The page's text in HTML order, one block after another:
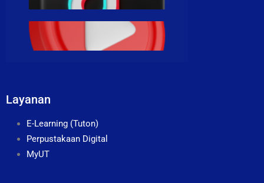
Layanan
E-Learning (Tuton)
Perpustakaan Digital
MyUT